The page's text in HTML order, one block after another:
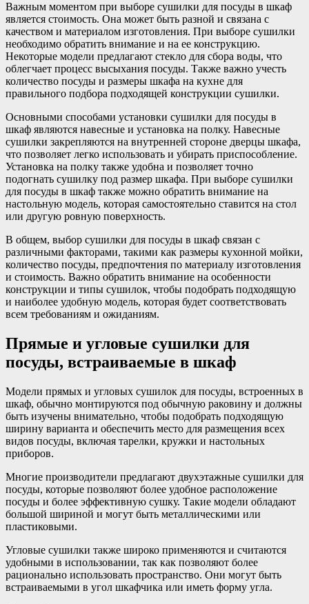
Важным моментом при выборе сушилки для посуды в шкаф
является стоимость. Она может быть разной и связана с
качеством и материалом изготовления. При выборе сушилки
необходимо обратить внимание и на ее конструкцию.
Некоторые модели предлагают стекло для сбора воды, что
облегчает процесс высыхания посуды. Также важно учесть
количество посуды и размеры шкафа на кухне для
правильного подбора подходящей конструкции сушилки.
Основными способами установки сушилки для посуды в
шкаф являются навесные и установка на полку. Навесные
сушилки закрепляются на внутренней стороне дверцы шкафа,
что позволяет легко использовать и убирать приспособление.
Установка на полку также удобна и позволяет точно
подогнать сушилку под размер шкафа. При выборе сушилки
для посуды в шкаф также можно обратить внимание на
настольную модель, которая самостоятельно ставится на стол
или другую ровную поверхность.
В общем, выбор сушилки для посуды в шкаф связан с
различными факторами, такими как размеры кухонной мойки,
количество посуды, предпочтения по материалу изготовления
и стоимость. Важно обратить внимание на особенности
конструкции и типы сушилок, чтобы подобрать подходящую
и наиболее удобную модель, которая будет соответствовать
всем требованиям и ожиданиям.
Прямые и угловые сушилки для
посуды, встраиваемые в шкаф
Модели прямых и угловых сушилок для посуды, встроенных в
шкаф, обычно монтируются под обычную раковину и должны
быть изучены внимательно, чтобы подобрать подходящую
ширину варианта и обеспечить место для размещения всех
видов посуды, включая тарелки, кружки и настольных
приборов.
Многие производители предлагают двухэтажные сушилки для
посуды, которые позволяют более удобное расположение
посуды и более эффективную сушку. Такие модели обладают
большой шириной и могут быть металлическими или
пластиковыми.
Угловые сушилки также широко применяются и считаются
удобными в использовании, так как позволяют более
рационально использовать пространство. Они могут быть
встраиваемыми в угол шкафчика или иметь форму угла.